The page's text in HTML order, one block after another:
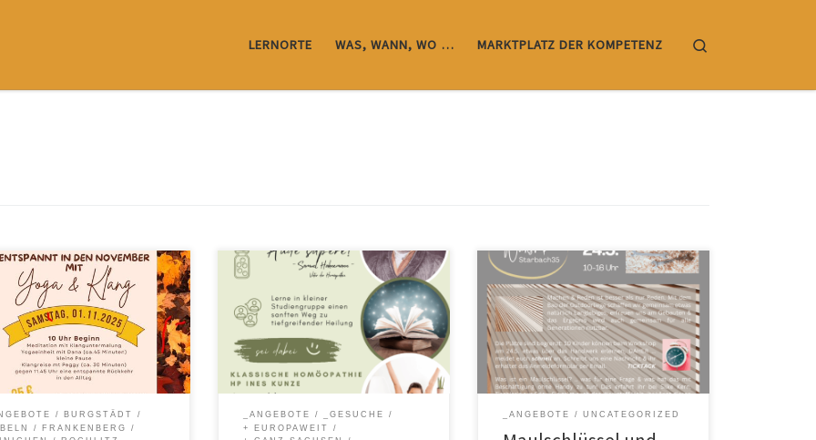
LERNORTE WAS, WANN, WO … MARKTPLATZ DER KOMPETENZ
hast du spontan Lust, dabei
Du mußt keine große
im Yoga mitbringen. Peggy
leiten Dich ruhig sowohl durch
als auch durch
so dass Du Dich und
Körper und die wohltuenden
BURGSTÄDT
FRANKENBERG
_ANGEBOTE
_GESUCHE
+ EUROPAWEIT
Netzwerk Zukunftsorte mit Starbach
Netzwerk in Starbach35 Hier erfährst
du mehr über uns … Auf Instagram
findet ihr unter StarbachNetzwerk
weitere Informationen. Wir bitten um
Anmeldung über
starbachnetzwerk@gmail.com … und
_ANGEBOTE UNCATEGORIZED